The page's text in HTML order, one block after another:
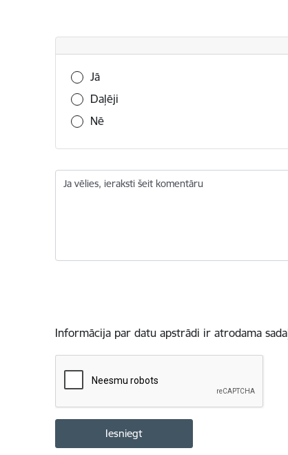
Vai šī informācija bija noderīga?
Jā
Daļēji
Nē
Ja vēlies, ieraksti šeit komentāru
Informācija par datu apstrādi ir atrodama